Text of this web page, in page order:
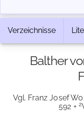
Verzeichnisse
Balther
Vgl. Franz Josef
592 +2